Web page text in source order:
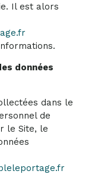
Il est alors
données
dans le
de
le Site, le